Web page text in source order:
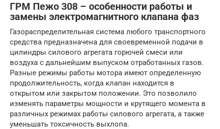
ГРМ Пежо 308 – особенности работы и
замены электромагнитного клапана фаз
Газораспределительная система любого транспортного
средства предназначена для своевременной подачи в
цилиндры силового агрегата горючей смеси или
воздуха с дальнейшим выпуском отработанных газов.
Разные режимы работы мотора имеют определенную
продолжительность, когда клапан находится в
открытом или закрытом положении. Это позволило
изменять параметры мощности и крутящего момента в
различных режимах работы силового агрегата, а также
уменьшать токсичность выхлопа.